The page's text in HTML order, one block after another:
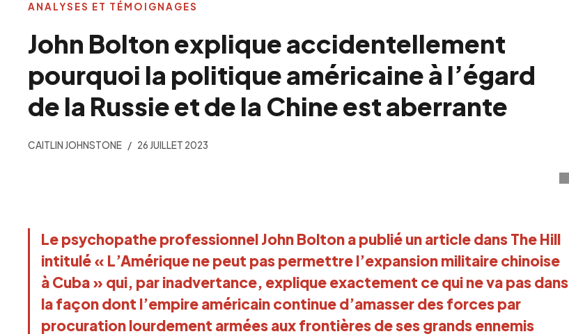
John Bolton explique accidentellement
pourquoi la politique américaine à l’égard
de la Russie et de la Chine est aberrante
CAITLIN JOHNSTONE 26 JUILLET 2023
Le psychopathe professionnel John Bolton a publié un article dans The Hill
intitulé « L’Amérique ne peut pas permettre l’expansion militaire chinoise
à Cuba » qui, par inadvertance, explique exactement ce qui ne va pas dans
la façon dont l’empire américain continue d’amasser des forces par
procuration lourdement armées aux frontières de ses grands ennemis
ANALYSES ET TÉMOIGNAGES